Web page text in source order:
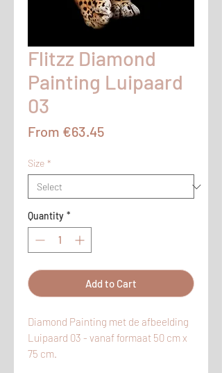
Flitzz Diamond
Painting Luipaard
03
From €63.45Sale
Size *
Quantity *
Add to Cart
Diamond Painting met de afbeelding
Luipaard 03 - vanaf formaat 50 cm x
75 cm.